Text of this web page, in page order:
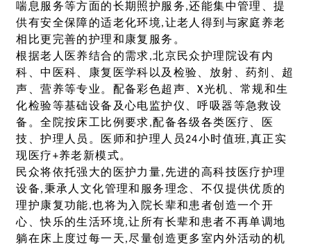
喘息服务等方面的长期照护服务,还能集中管理、提
供有安全保障的适老化环境,让老人得到与家庭养老
相比更完善的护理和康复服务。
根据老人医养结合的需求,北京民众护理院设有内
科、中医科、康复医学科以及检验、放射、药剂、超
声、营养等专业。配备彩色超声、X光机、常规和生
化检验等基础设备及心电监护仪、呼吸器等急救设
备。全院按床工比例要求,配备各级各类医疗、医
技、护理人员。医师和护理人员24小时值班,真正实
现医疗+养老新模式。
民众将依托强大的医护力量,先进的高科技医疗护理
设备,秉承人文化管理和服务理念、不仅提供优质的
理护康复功能,也将为入院长辈和患者创造一个开
心、快乐的生活环境,让所有长辈和患者不再单调地
躺在床上度过每一天,尽量创造更多室内外活动的机